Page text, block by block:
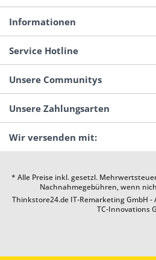
Informationen
Service Hotline
Unsere Communitys
Unsere Zahlungsarten
Wir versenden mit:
* Alle Preise inkl. gesetzl.
Nachnahmegebühren, wenn
Thinkstore24.de IT-Remarketing GmbH -
TC-Innovations